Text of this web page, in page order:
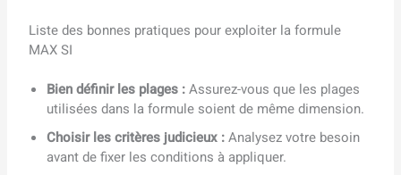
Liste des bonnes pratiques pour exploiter la formule
MAX SI
Bien définir les plages :Assurez-vous que les plages
utilisées dans la formule soient de même dimension.
Choisir les critères judicieux :Analysez votre besoin
avant de fixer les conditions à appliquer.